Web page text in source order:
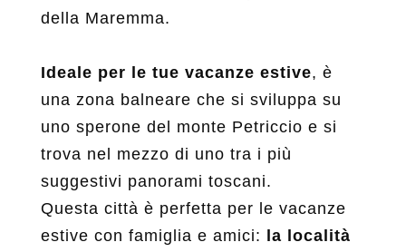
della Maremma.
Ideale per le tue vacanze estive, è
una zona balneare che si sviluppa su
uno sperone del monte Petriccio e si
trova nel mezzo di uno tra i più
suggestivi panorami toscani.
Questa città è perfetta per le vacanze
estive con famiglia e amici: la località